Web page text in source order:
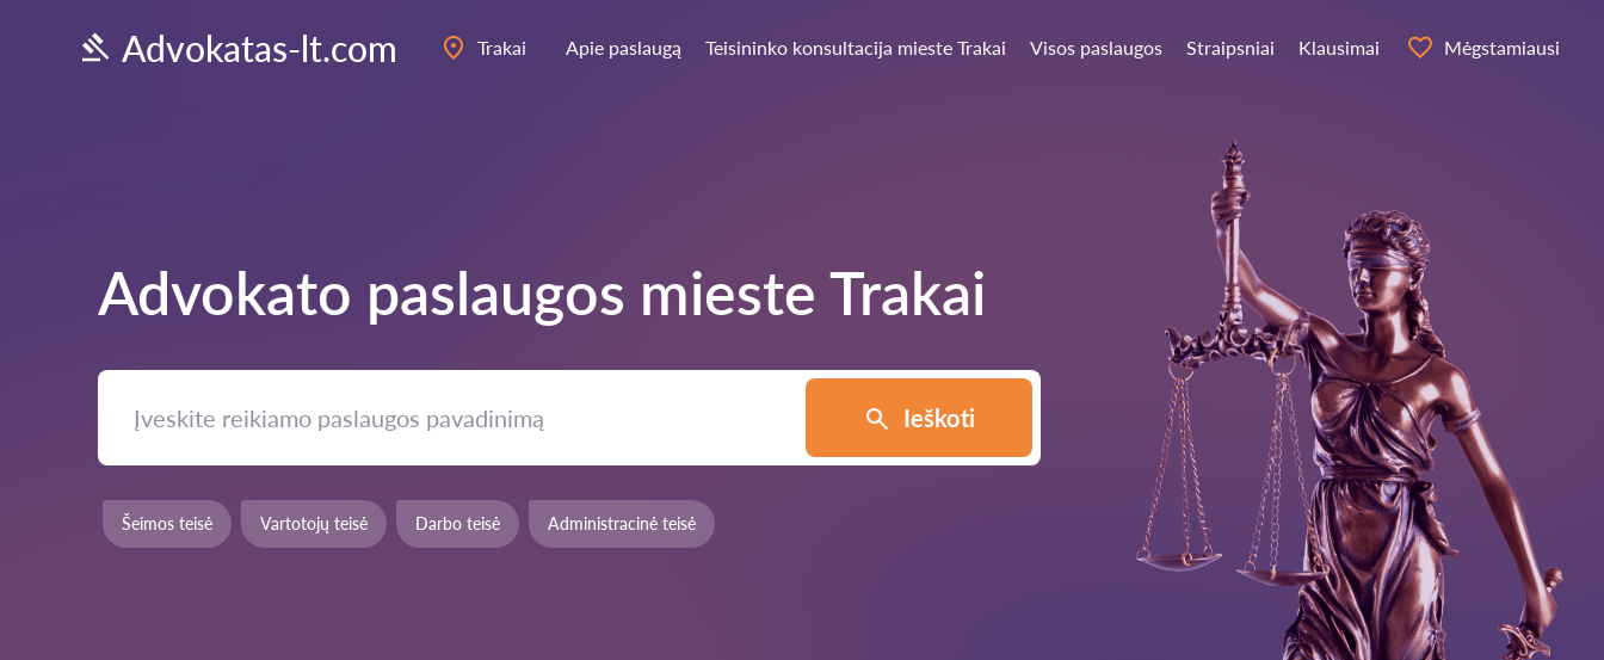
Advokatas-lt.com Trakai Apie paslaugą Teisininko konsultacija mieste Trakai Visos paslaugos Straipsniai Klausimai Mėgstamiausi
Advokato paslaugos mieste Trakai
Ieškoti
Šeimos teisė Vartotojų teisė Darbo teisė Administracinė teisė